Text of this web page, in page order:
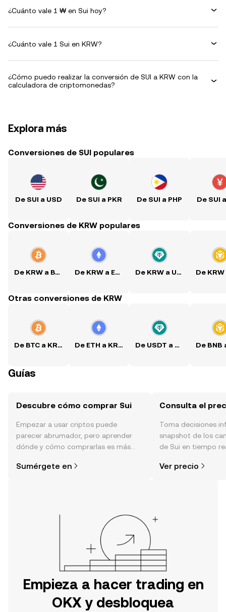
¿Cuánto vale 1 ₩ en Sui hoy?
¿Cuánto vale 1 Sui en KRW?
¿Cómo puedo realizar la conversión de SUI a KRW con la
calculadora de criptomonedas?
Explora más
Conversiones de SUI populares
De SUI a USD De SUI a PKR De SUI a PHP De SUI
Conversiones de KRW populares
De KRW a BTC De KRW a ETH De KRW a USDT
Otras conversiones de KRW
De BTC a KRW De ETH a KRW De USDT a KRW
Guías
Descubre cómo comprar Sui
Empezar a usar criptos puede
parecer abrumador, pero aprender
dónde y cómo comprarlas es más
tu aventura en la aplicación móvil de
Sumérgete en
Consulta el
Toma decisiones
snapshot de los
de Sui en tiempo
Ver precio
Empieza a hacer trading en
OKX y desbloquea